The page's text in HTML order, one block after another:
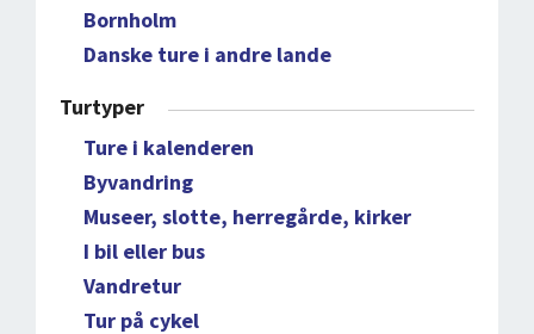
Bornholm
Danske ture i andre lande
Turtyper
Ture i kalenderen
Byvandring
Museer, slotte, herregårde, kirker
I bil eller bus
Vandretur
Tur på cykel